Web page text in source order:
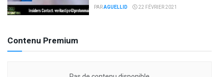
PARAGUELLID 22 FÉVRIER 2021
Contenu Premium